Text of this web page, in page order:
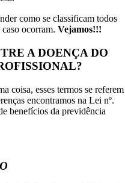
como se classificam todos
caso ocorram. Vejamos!!!
A DOENÇA DO
coisa, esses termos se referem
encontramos na Lei nº.
benefícios da previdência